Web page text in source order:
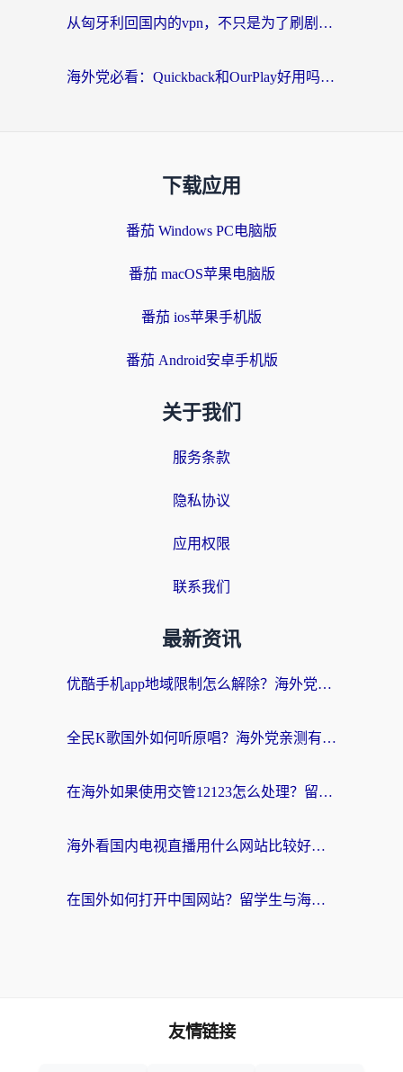
从匈牙利回国内的vpn，不只是为了刷剧那么简单
海外党必看：Quickback和OurPlay好用吗？3分钟选对回国加速器，无缝刷剧玩游戏
下载应用
番茄 Windows PC电脑版
番茄 macOS苹果电脑版
番茄 ios苹果手机版
番茄 Android安卓手机版
关于我们
服务条款
隐私协议
应用权限
联系我们
最新资讯
优酷手机app地域限制怎么解除？海外党亲测有效的追剧方案
全民K歌国外如何听原唱？海外党亲测有效的回国加速器选择指南
在海外如果使用交管12123怎么处理？留学生亲测有效的回国加速方案
海外看国内电视直播用什么网站比较好？一篇解决你所有追剧难题的实用指南
在国外如何打开中国网站？留学生与海外华人的无缝访问指南
友情链接